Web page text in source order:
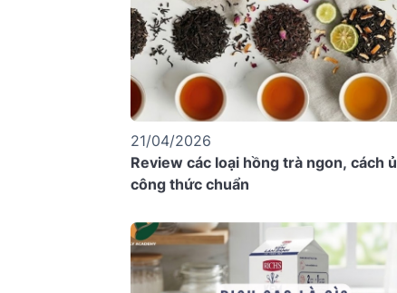
21/04/2026
Review các loại hồng trà ngon, cách
công thức chuẩn